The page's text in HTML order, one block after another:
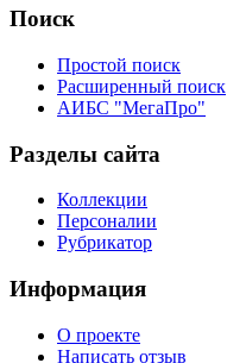
Поиск
Простой поиск
Расширенный поиск
АИБС "МегаПро"
Разделы сайта
Коллекции
Персоналии
Рубрикатор
Информация
О проекте
Написать отзыв